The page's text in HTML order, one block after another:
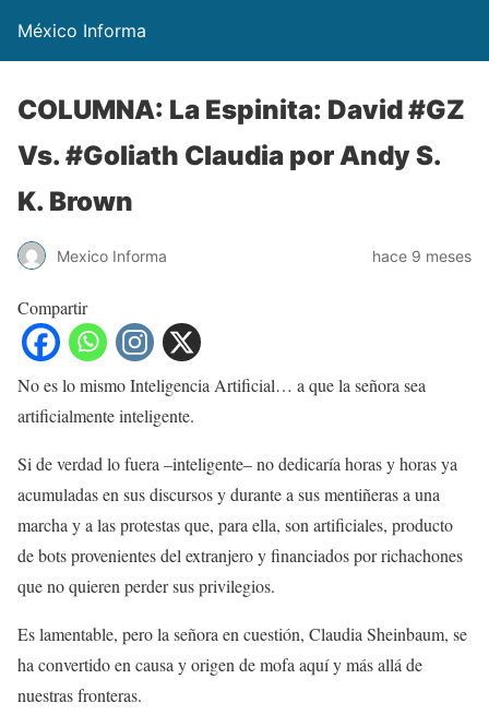
México Informa
COLUMNA: La Espinita: David #GZ
Vs. #Goliath Claudia por Andy S.
K. Brown
Mexico Informa hace 9 meses
Compartir
No es lo mismo Inteligencia Artificial… a que la señora sea
artificialmente inteligente.
Si de verdad lo fuera –inteligente– no dedicaría horas y horas ya
acumuladas en sus discursos y durante a sus mentiñeras a una
marcha y a las protestas que, para ella, son artificiales, producto
de bots provenientes del extranjero y financiados por richachones
que no quieren perder sus privilegios.
Es lamentable, pero la señora en cuestión, Claudia Sheinbaum, se
ha convertido en causa y origen de mofa aquí y más allá de
nuestras fronteras.